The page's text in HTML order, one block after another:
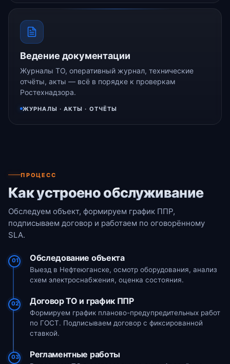
Ведение документации
Журналы ТО, оперативный журнал, технические
отчёты, акты — всё в порядке к проверкам
Ростехнадзора.
ЖУРНАЛЫ · АКТЫ · ОТЧЁТЫ
ПРОЦЕСС
Как устроено обслуживание
Обследуем объект, формируем график ППР,
подписываем договор и работаем по оговорённому
SLA.
01 Обследование объекта
Выезд в Нефтеюганске, осмотр оборудования, анализ
схем электроснабжения, оценка состояния.
02 Договор ТО и график ППР
Формируем график планово-предупредительных работ
по ГОСТ. Подписываем договор с фиксированной
ставкой.
03 Регламентные работы